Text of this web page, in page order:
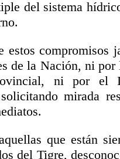
del sistema
estos compromisos
de la Nación, ni
ni por el
mirada
que están
del Tigre,